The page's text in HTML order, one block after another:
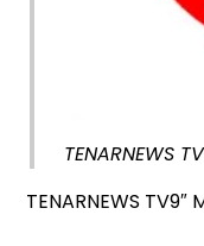
TENARNEWS
TENARNEWS TV9″